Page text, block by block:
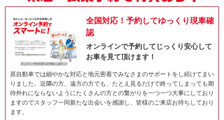
全国対応！予約してゆっくり現車確
認
オンラインで予約してじっくり安心して
お車を見て頂けます！
原自動車では細やかな対応と地元密着でみなさまのサポートをし続けてまい
りました。近隣の方、遠方の方でも、たとえ見るだけで終ってしまっても期
待外れにならないようにたくさんの方との繋がりを一つ一つ大事にしており
ますのでスタッフ一同新たな出会いを感謝し、皆様のご来店お待ちしており
ます。